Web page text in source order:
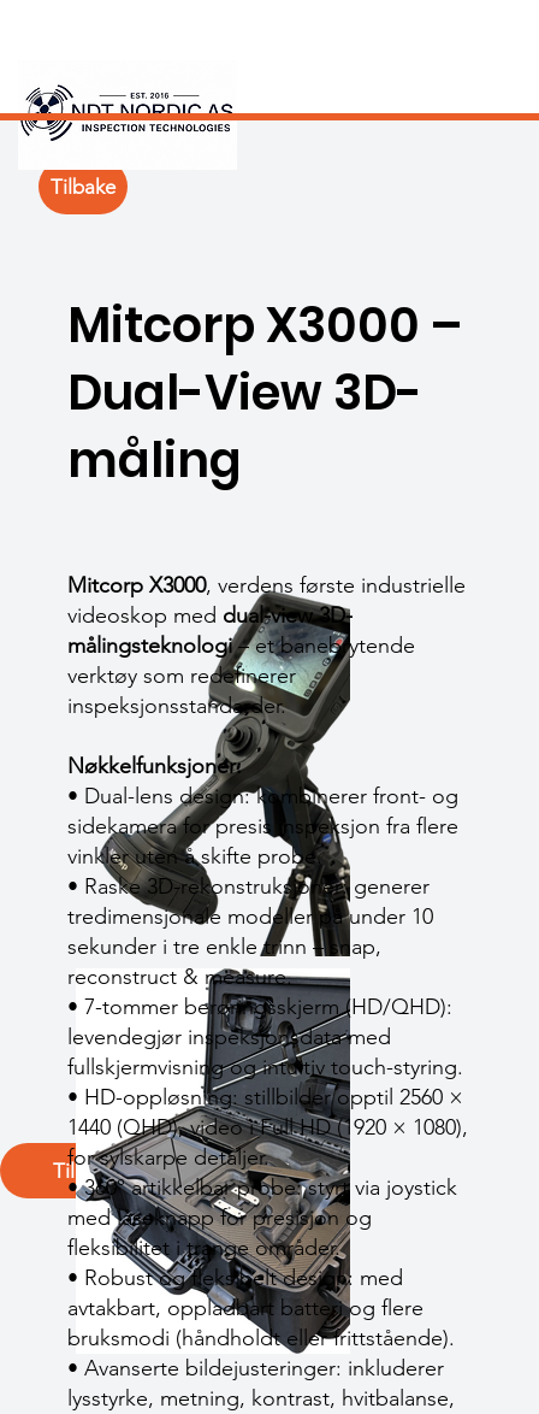
Tilbake
Mitcorp X3000 –
Dual-View 3D-
måling
Mitcorp X3000, verdens første industrielle
videoskop med dual-view 3D-
målingsteknologi– et banebrytende
verktøy som redefinerer
inspeksjonsstandarder.
Nøkkelfunksjoner:
• Dual-lens design: kombinerer front- og
sidekamera for presis inspeksjon fra flere
vinkler uten å skifte probe.
• Raske 3D-rekonstruksjoner: generer
tredimensjonale modeller på under 10
sekunder i tre enkle trinn – snap,
reconstruct & measure.
• 7-tommer berøringsskjerm (HD/QHD):
levendegjør inspeksjonsdata med
fullskjermvisning og intuitiv touch-styring.
• HD-oppløsning: stillbilder opptil 2560 ×
1440 (QHD), video i Full HD (1920 × 1080),
for sylskarpe detaljer.
• 360° artikkelbar probe: styrt via joystick
med låseknapp for presisjon og
fleksibilitet i trange områder.
• Robust og fleksibelt design: med
avtakbart, oppladbart batteri og flere
bruksmodi (håndholdt eller frittstående).
• Avanserte bildejusteringer: inkluderer
lysstyrke, metning, kontrast, hvitbalanse,
Tilbake